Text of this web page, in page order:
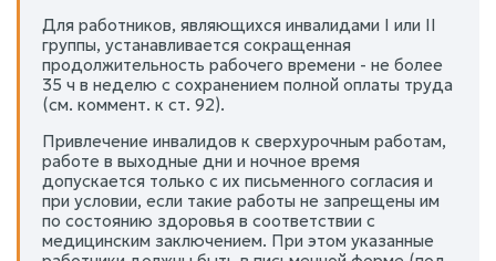
Для работников, являющихся инвалидами I или II
группы, устанавливается сокращенная
продолжительность рабочего времени - не более
35 ч в неделю с сохранением полной оплаты труда
(см. коммент. к ст. 92).
Привлечение инвалидов к сверхурочным работам,
работе в выходные дни и ночное время
допускается только с их письменного согласия и
при условии, если такие работы не запрещены им
по состоянию здоровья в соответствии с
медицинским заключением. При этом указанные